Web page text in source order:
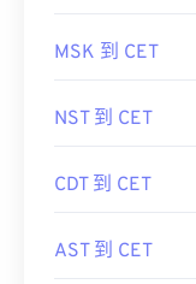
MSK 到 CET
NST 到 CET
CDT 到 CET
AST 到 CET